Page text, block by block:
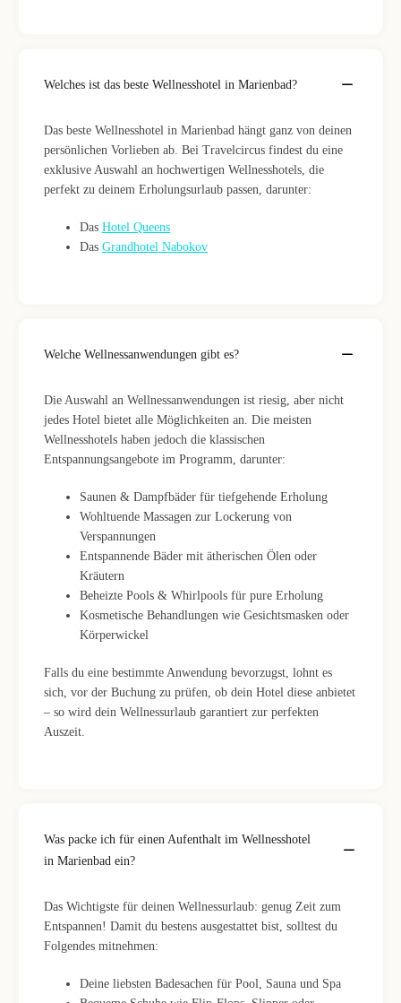
Welches ist das beste Wellnesshotel in Marienbad?
Das beste Wellnesshotel in Marienbad hängt ganz von deinen
persönlichen Vorlieben ab. Bei Travelcircus findest du eine
exklusive Auswahl an hochwertigen Wellnesshotels, die
perfekt zu deinem Erholungsurlaub passen, darunter:
Das Hotel Queens
Das Grandhotel Nabokov
Welche Wellnessanwendungen gibt es?
Die Auswahl an Wellnessanwendungen ist riesig, aber nicht
jedes Hotel bietet alle Möglichkeiten an. Die meisten
Wellnesshotels haben jedoch die klassischen
Entspannungsangebote im Programm, darunter:
Saunen & Dampfbäder für tiefgehende Erholung
Wohltuende Massagen zur Lockerung von
Verspannungen
Entspannende Bäder mit ätherischen Ölen oder
Kräutern
Beheizte Pools & Whirlpools für pure Erholung
Kosmetische Behandlungen wie Gesichtsmasken oder
Körperwickel
Falls du eine bestimmte Anwendung bevorzugst, lohnt es
sich, vor der Buchung zu prüfen, ob dein Hotel diese anbietet
– so wird dein Wellnessurlaub garantiert zur perfekten
Auszeit.
Was packe ich für einen Aufenthalt im Wellnesshotel
in Marienbad ein?
Das Wichtigste für deinen Wellnessurlaub: genug Zeit zum
Entspannen! Damit du bestens ausgestattet bist, solltest du
Folgendes mitnehmen:
Deine liebsten Badesachen für Pool, Sauna und Spa